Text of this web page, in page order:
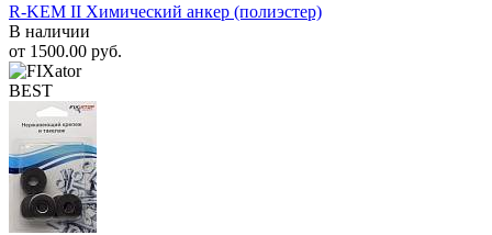
R-KEM II Химический анкер (полиэстер)
В наличии
от 1500.00 руб.
BEST